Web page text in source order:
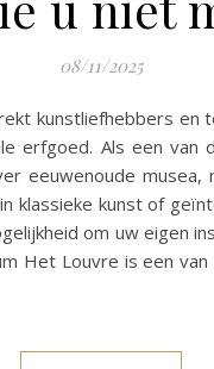
08/11/2025
kunstliefhebbers
erfgoed. Als een van
eeuwenoude
klassieke kunst of
om uw eigen
Het Louvre is een